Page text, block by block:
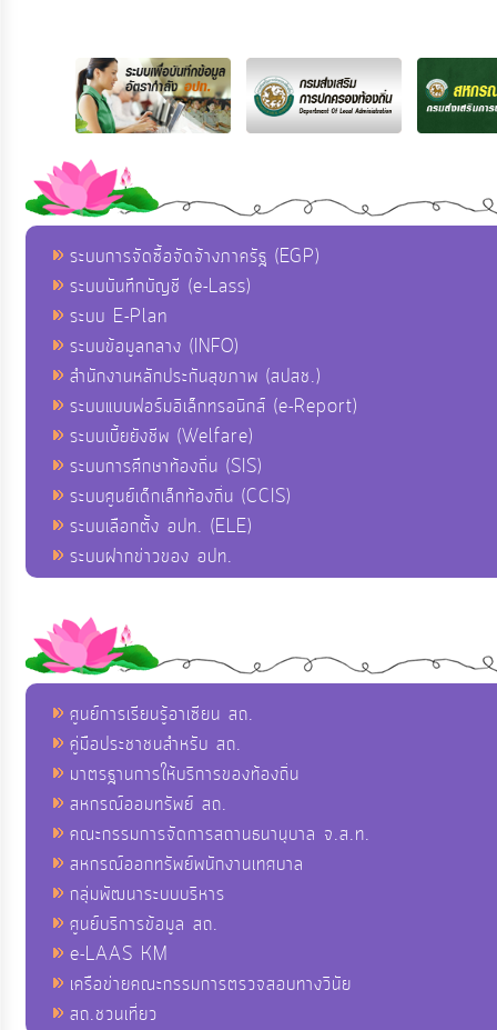
ระบบการจัดซื้อจัดจ้างภาครัฐ (EGP)
ระบบบันทึกบัญชี (e-Lass)
ระบบ E-Plan
ระบบข้อมูลกลาง (INFO)
สำนักงานหลักประกันสุขภาพ (สปสช.)
ระบบแบบฟอร์มอิเล็กทรอนิกส์ (e-Report)
ระบบเบี้ยยังชีพ (Welfare)
ระบบการศึกษาท้องถิ่น (SIS)
ระบบศูนย์เด็กเล็กท้องถิ่น (CCIS)
ระบบเลือกตั้ง อปท. (ELE)
ระบบฝากข่าวของ อปท.
ศูนย์การเรียนรู้อาเซียน สถ.
คู่มือประชาชนสำหรับ สถ.
มาตรฐานการให้บริการของท้องถิ่น
สหกรณ์ออมทรัพย์ สถ.
คณะกรรมการจัดการสถานธนานุบาล จ.ส.ท.
สหกรณ์ออกทรัพย์พนักงานเทศบาล
กลุ่มพัฒนาระบบบริหาร
ศูนย์บริการข้อมูล สถ.
e-LAAS KM
เครือข่ายคณะกรรมการตรวจสอบทางวินัย
สถ.ชวนเที่ยว